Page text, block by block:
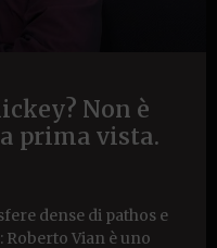
Non è
prima vista.
dense di pathos e
Vian è uno